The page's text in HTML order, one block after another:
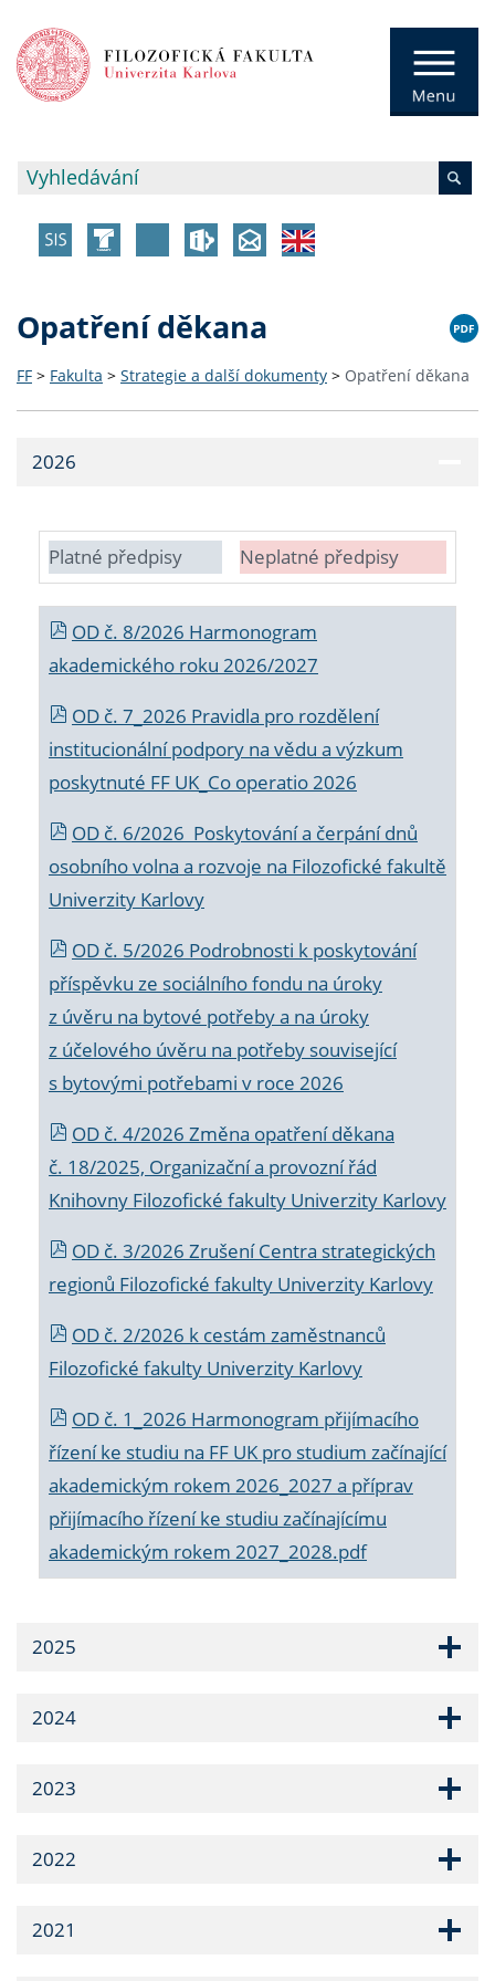
Opatření děkana
FF > Fakulta > Strategie a další dokumenty > Opatření děkana
2026
Platné předpisy Neplatné předpisy
OD č. 8/2026 Harmonogram
akademického roku 2026/2027
OD č. 7_2026 Pravidla pro rozdělení
institucionální podpory na vědu a výzkum
poskytnuté FF UK_Co operatio 2026
OD č. 6/2026 Poskytování a čerpání dnů
osobního volna a rozvoje na Filozofické fakultě
Univerzity Karlovy
OD č. 5/2026 Podrobnosti k poskytování
příspěvku ze sociálního fondu na úroky
z úvěru na bytové potřeby a na úroky
z účelového úvěru na potřeby související
s bytovými potřebami v roce 2026
OD č. 4/2026 Změna opatření děkana
č. 18/2025, Organizační a provozní řád
Knihovny Filozofické fakulty Univerzity Karlovy
OD č. 3/2026 Zrušení Centra strategických
regionů Filozofické fakulty Univerzity Karlovy
OD č. 2/2026 k cestám zaměstnanců
Filozofické fakulty Univerzity Karlovy
OD č. 1_2026 Harmonogram přijímacího
řízení ke studiu na FF UK pro studium začínající
akademickým rokem 2026_2027 a příprav
přijímacího řízení ke studiu začínajícímu
akademickým rokem 2027_2028.pdf
2025
2024
2023
2022
2021